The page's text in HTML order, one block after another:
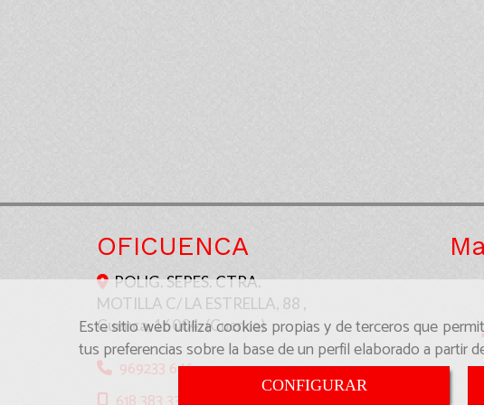
Este sitio web utiliza cookies propias y de terceros que
tus preferencias sobre la base de un perfil elaborado a partir
CONFIGURAR
OFICUENCA
POLIG. SEPES. CTRA.
MOTILLA C/ LA ESTRELLA, 88 ,
Cuenca,16004,(Cuenca)
969233 646